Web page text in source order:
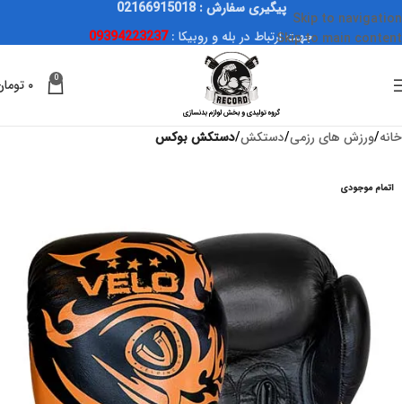
Skip to navigation
Skip to main content
پیگیری سفارش : 02166915018
جهت ارتباط در بله و روبیکا :09394223237
0 ۰
خانه ورزش های رزمی دستکش دستکش بوکس
اتمام موجودی